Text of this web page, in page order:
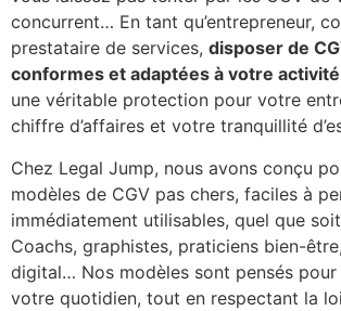
concurrent… En tant qu’entrepreneur,
prestataire de services, disposer de
conformes et adaptées à votre activité
une véritable protection pour votre
chiffre d’affaires et votre tranquillité
Chez Legal Jump, nous avons conçu
modèles de CGV pas chers, faciles à
immédiatement utilisables, quel que
Coachs, graphistes, praticiens bien-
digital… Nos modèles sont pensés pour
votre quotidien, tout en respectant la